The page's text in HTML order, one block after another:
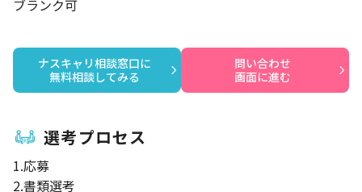
ブランク可
ナスキャリ相談窓口に
無料相談してみる
問い合わせ
画面に進む
選考プロセス
1.応募
2.書類選考